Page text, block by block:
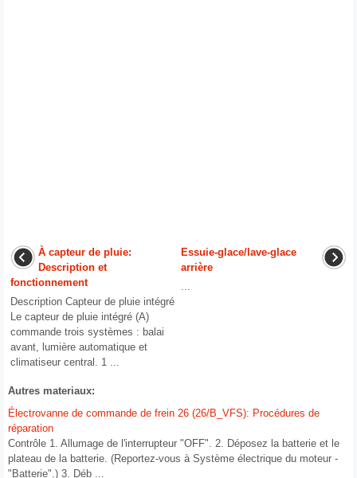
À capteur de pluie:
Description et
fonctionnement
Description Capteur de pluie intégré
Le capteur de pluie intégré (A)
commande trois systèmes : balai
avant, lumière automatique et
climatiseur central. 1 ...
Essuie-glace/lave-glace
arrière
...
Autres materiaux:
Électrovanne de commande de frein 26 (26/B_VFS): Procédures de
réparation
Contrôle 1. Allumage de l'interrupteur "OFF". 2. Déposez la batterie et le
plateau de la batterie. (Reportez-vous à Système électrique du moteur -
"Batterie".) 3. Déb ...